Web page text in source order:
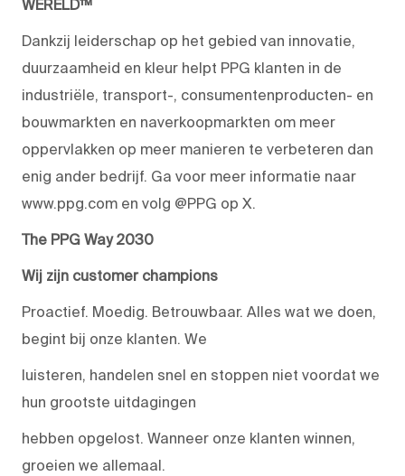
WERELD™
Dankzij leiderschap op het gebied van innovatie,
duurzaamheid en kleur helpt PPG klanten in de
industriële, transport-, consumentenproducten- en
bouwmarkten en naverkoopmarkten om meer
oppervlakken op meer manieren te verbeteren dan
enig ander bedrijf. Ga voor meer informatie naar
www.ppg.com en volg @PPG op X.
The PPG Way 2030
Wij zijn customer champions
Proactief. Moedig. Betrouwbaar. Alles wat we doen,
begint bij onze klanten. We
luisteren, handelen snel en stoppen niet voordat we
hun grootste uitdagingen
hebben opgelost. Wanneer onze klanten winnen,
groeien we allemaal.